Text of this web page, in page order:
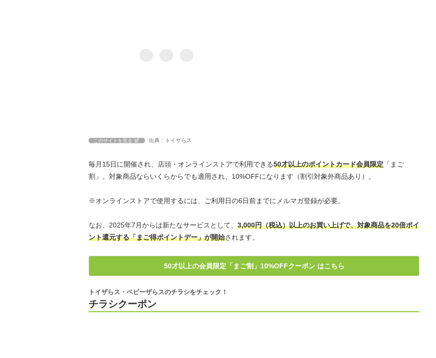
このサイトを見る 出典：トイザらス
毎月15日に開催され、店頭・オンラインストアで利用できる50才以上のポイントカード会員限定 「まご
割」。対象商品ならいくらからでも適用され、10%OFFになります（割引対象外商品あり）。
※オンラインストアで使用するには、ご利用日の6日前までにメルマガ登録が必要。
なお、2025年7月からは新たなサービスとして、 3,000円（税込）以上のお買い上げで、対象商品を20倍ポイ
ント還元する「まご得ポイントデー」が開始されます。
50才以上の会員限定「まご割」10%OFFクーポン はこちら
チラシクーポン
トイザらス・ベビーザらスのチラシをチェック！